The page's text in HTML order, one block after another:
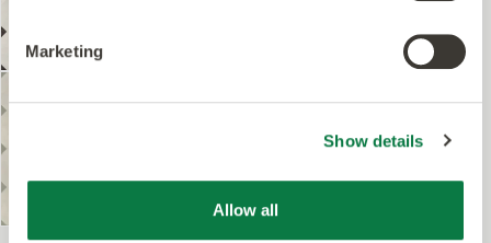
Marketing
Show details
Allow all
Ver producto